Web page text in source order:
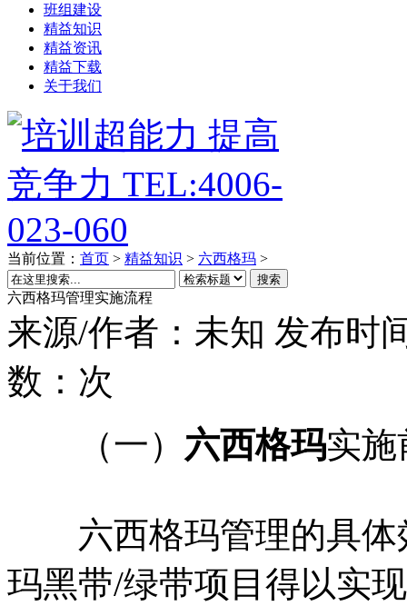
班组建设
精益知识
精益资讯
精益下载
关于我们
当前位置： 首页 > 精益知识 > 六西格玛 >
搜索
六西格玛管理实施流程
来源/作者： 未知 发布时
数： 次
（一） 六西格玛实施
六西格玛管理的具体
玛黑带/绿带项目得以实